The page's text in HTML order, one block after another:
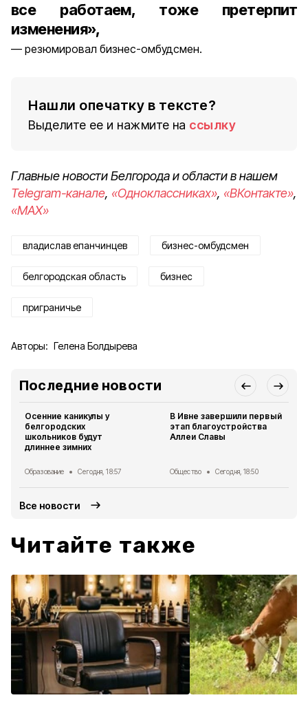
все работаем, тоже претерпит
изменения»,
резюмировал бизнес-омбудсмен.
Нашли опечатку в тексте?
Выделите ее и нажмите на ссылку
Главные новости Белгорода и области в нашем
Telegram-канале, «Одноклассниках», «ВКонтакте»,
«MAX»
владислав епанчинцев бизнес-омбудсмен
белгородская область бизнес
приграничье
Авторы: Гелена Болдырева
Последние новости
Осенние каникулы у
белгородских
школьников будут
длиннее зимних
Образование Сегодня, 18:57
В Ивне завершили первый
этап благоустройства
Аллеи Славы
Общество Сегодня, 18:50
Все новости
Читайте также